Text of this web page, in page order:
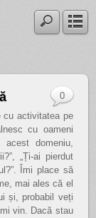
cu activitatea pe
cu oameni
domeniu,
„Ți-ai pierdut
Îmi place să
mai ales că el
și, probabil veți
vin. Dacă stau
0